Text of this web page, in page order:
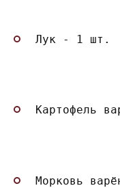
Лук - 1 шт.
Картофель
Морковь